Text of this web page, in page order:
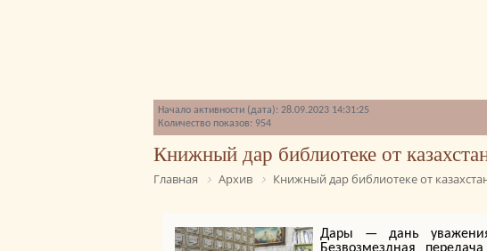
Начало активности (дата): 28.09.2023 14:31:25
Количество показов: 954
Книжный дар библиотеке от
Главная Архив Книжный дар библиотеке от
Дары — дань